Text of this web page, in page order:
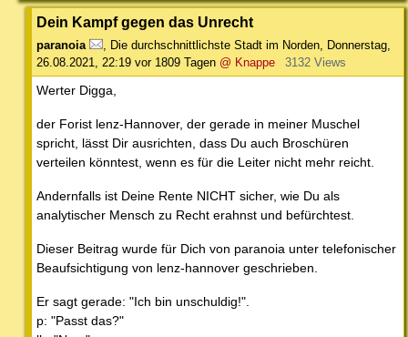
Dein Kampf gegen das Unrecht
paranoia Die durchschnittlichste Stadt im Norden
Donnerstag,
26.08.2021, 22:19 vor 1809 Tagen @ Knappe 3132 Views
Werter Digga,
der Forist lenz-Hannover, der gerade in meiner Muschel
spricht, lässt Dir ausrichten, dass Du auch Broschüren
verteilen könntest, wenn es für die Leiter nicht mehr reicht.
Andernfalls ist Deine Rente NICHT sicher, wie Du als
analytischer Mensch zu Recht erahnst und befürchtest.
Dieser Beitrag wurde für Dich von paranoia unter telefonischer
Beaufsichtigung von lenz-hannover geschrieben.
Er sagt gerade: "Ich bin unschuldig!".
p: "Passt das?"